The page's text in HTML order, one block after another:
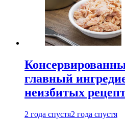
главный
неизбитых
2 года спустя2 года спустя